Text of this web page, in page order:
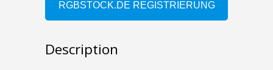
Description